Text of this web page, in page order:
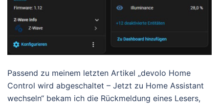
Passend zu meinem letzten Artikel „devolo Home
Control wird abgeschaltet – Jetzt zu Home Assistant
wechseln“ bekam ich die Rückmeldung eines Lesers,